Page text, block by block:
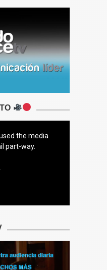
the media
part-way.